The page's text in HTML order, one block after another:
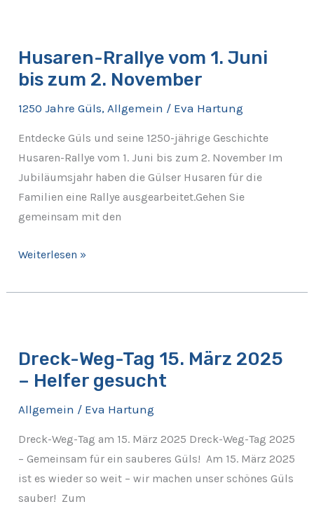
Husaren-Rrallye vom 1. Juni
bis zum 2. November
1250 Jahre Güls, Allgemein / Eva Hartung
Entdecke Güls und seine 1250-jährige Geschichte
Husaren-Rallye vom 1. Juni bis zum 2. November Im
Jubiläumsjahr haben die Gülser Husaren für die
Familien eine Rallye ausgearbeitet.Gehen Sie
gemeinsam mit den
vom
1.
bis
zum
2.
November
Weiterlesen »
Dreck-Weg-Tag 15. März 2025
– Helfer gesucht
Allgemein / Eva Hartung
Dreck-Weg-Tag am 15. März 2025 Dreck-Weg-Tag 2025
– Gemeinsam für ein sauberes Güls! Am 15. März 2025
ist es wieder so weit – wir machen unser schönes Güls
sauber! Zum
Tag
15.
2025
–
Helfer
gesucht